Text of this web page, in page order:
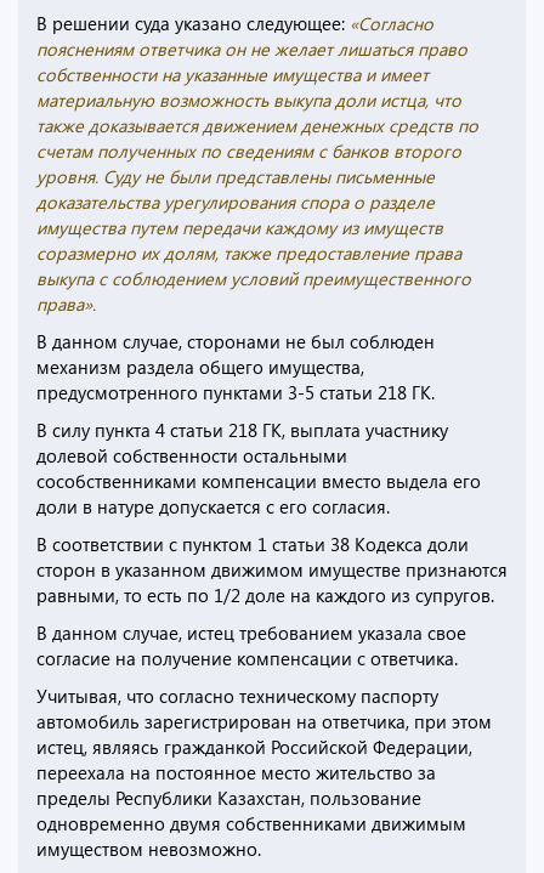
В решении суда указано следующее: «Согласно
пояснениям ответчика он не желает лишаться право
собственности на указанные имущества и имеет
материальную возможность выкупа доли истца, что
также доказывается движением денежных средств по
счетам полученных по сведениям с банков второго
уровня. Суду не были представлены письменные
доказательства урегулирования спора о разделе
имущества путем передачи каждому из имуществ
соразмерно их долям, также предоставление права
выкупа с соблюдением условий преимущественного
права».
В данном случае, сторонами не был соблюден
механизм раздела общего имущества,
предусмотренного пунктами 3-5 статьи 218 ГК.
В силу пункта 4 статьи 218 ГК, выплата участнику
долевой собственности остальными
сособственниками компенсации вместо выдела его
доли в натуре допускается с его согласия.
В соответствии с пунктом 1 статьи 38 Кодекса доли
сторон в указанном движимом имуществе признаются
равными, то есть по 1/2 доле на каждого из супругов.
В данном случае, истец требованием указала свое
согласие на получение компенсации с ответчика.
Учитывая, что согласно техническому паспорту
автомобиль зарегистрирован на ответчика, при этом
истец, являясь гражданкой Российской Федерации,
переехала на постоянное место жительство за
пределы Республики Казахстан, пользование
одновременно двумя собственниками движимым
имуществом невозможно.